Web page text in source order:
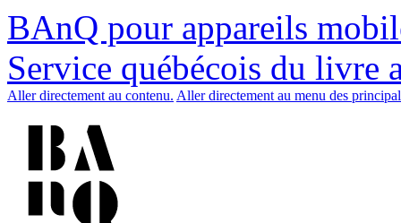
BAnQ pour appareils
Service québécois du livre
Aller directement au contenu. Aller directement au menu des